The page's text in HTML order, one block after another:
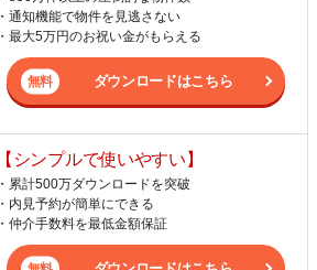
・通知機能で物件を見逃さない
・最大5万円のお祝い金がもらえる
ダウンロードはこちら
【シンプルで使いやすい】
・累計500万ダウンロードを突破
・内見予約が簡単にできる
・仲介手数料を最低金額保証